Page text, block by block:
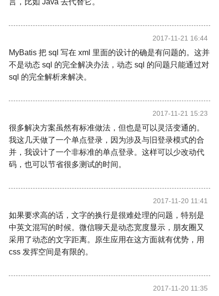
言，比如 Java 去代替它。
2017-11-21 16:44
MyBatis 把 sql 写在 xml 里面的设计的确是有问题的。这并
不是动态 sql 的完全解决办法，动态 sql 的问题只能通过对
sql 的完全解析来解决。
2017-11-21 15:23
很多解决方案虽然有标准做法，但也是可以灵活变通的。
我这几天做了一个单点登录，因为涉及与旧登录模式的合
并，我设计了一个非标准的单点登录。这样可以少改动代
码，也可以节省很多测试的时间。
2017-11-20 11:41
如果要求高的话，文字的换行是很难处理的问题，特别是
中英文混写的时候。微信聊天是动态宽度显示，朋友圈又
采用了动态的文字距离。原生应用在这方面就有优势，用
css 发挥空间是有限的。
2017-11-20 11:35